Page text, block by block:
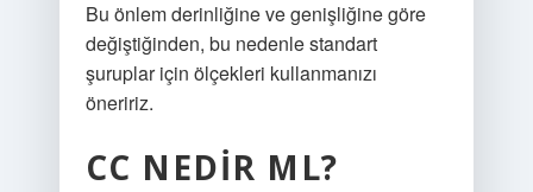
Bu önlem derinliğine ve genişliğine göre
değiştiğinden, bu nedenle standart
şuruplar için ölçekleri kullanmanızı
öneririz.
CC NEDIR ML?